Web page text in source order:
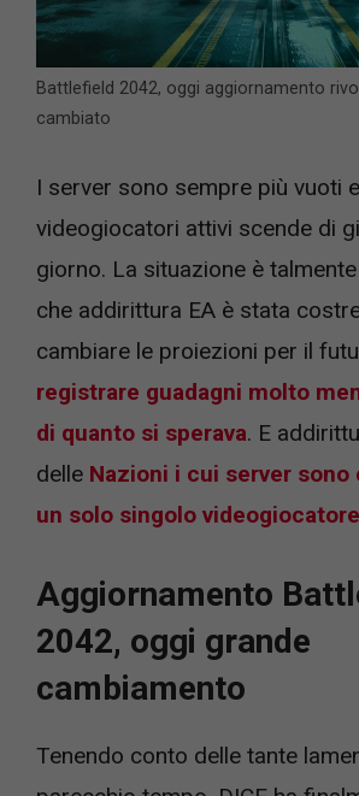
Battlefield 2042, oggi aggiornamento
cambiato
I server sono sempre più vuoti
videogiocatori attivi scende di
giorno. La situazione è
che addirittura EA è stata
cambiare le proiezioni per il
registrare guadagni molto
di quanto si sperava. E
delle Nazioni i cui server
un solo singolo videogiocatore
Aggiornamento
2042, oggi grande
cambiamento
Tenendo conto delle tante